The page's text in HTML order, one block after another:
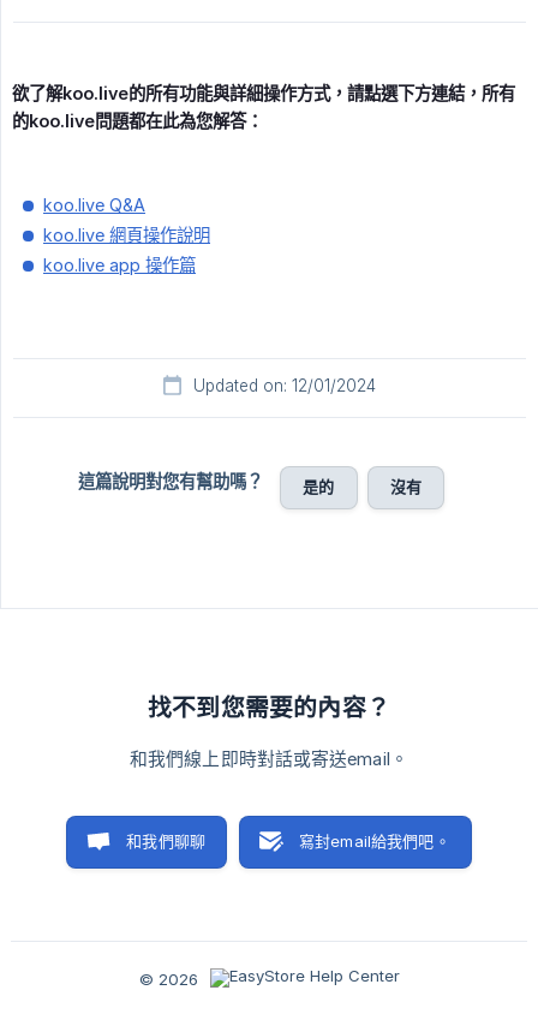
欲了解koo.live的所有功能與詳細操作方式，請點選下方連結，所有
的koo.live問題都在此為您解答：
koo.live Q&A
koo.live 網頁操作說明
koo.live app 操作篇
Updated on: 12/01/2024
這篇說明對您有幫助嗎？ 是的 沒有
找不到您需要的內容？
和我們線上即時對話或寄送email。
和我們聊聊 寫封email給我們吧。
© 2026